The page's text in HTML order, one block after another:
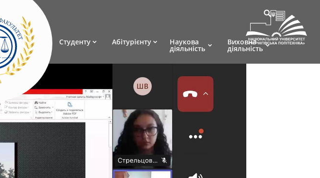
Студенту Абітурієнту Наукова
діяльність
Виховна
діяльність